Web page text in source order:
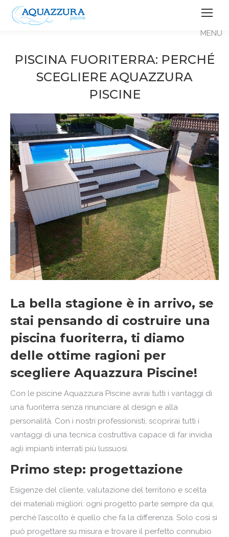
PISCINA FUORITERRA: PERCHÉ
SCEGLIERE AQUAZZURA
PISCINE
La bella stagione è in arrivo, se
stai pensando di costruire una
piscina fuoriterra, ti diamo
delle ottime ragioni per
scegliere Aquazzura Piscine!
Con le piscine Aquazzura Piscine avrai tutti i vantaggi di
una fuoriterra senza rinunciare al design e alla
personalità. Con i nostri professionisti, scoprirai tutti i
vantaggi di una tecnica costruttiva capace di far invidia
agli impianti interrati più lussuosi.
Primo step: progettazione
Esigenze del cliente, valutazione del territorio e scelta
dei materiali migliori: ogni progetto parte sempre da qui,
perché l’ascolto è quello che fa la differenza. Solo così si
può progettare su misura e trovare il perfetto connubio